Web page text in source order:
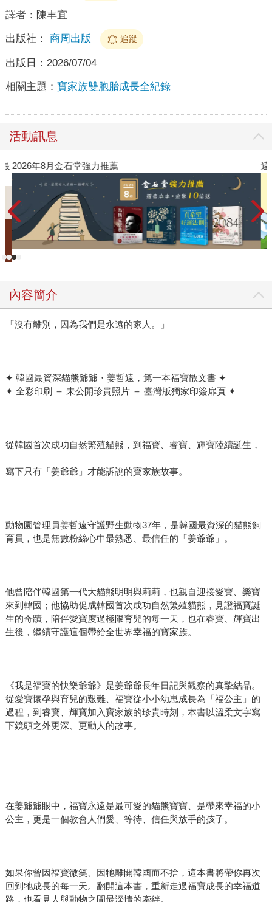
譯者： 陳丰宜
出版社： 商周出版 追蹤
出版日： 2026/07/04
相關主題： 寶家族雙胞胎成長全紀錄
活動訊息
2026年8月金石堂強力推薦 遠
內容簡介
「沒有離別，因為我們是永遠的家人。」
✦ 韓國最資深貓熊爺爺・姜哲遠，第一本福寶散文書 ✦
✦ 全彩印刷 ＋ 未公開珍貴照片 ＋ 臺灣版獨家印簽扉頁 ✦
從韓國首次成功自然繁殖貓熊，到福寶、睿寶、輝寶陸續誕生，
寫下只有「姜爺爺」才能訴說的寶家族故事。
動物園管理員姜哲遠守護野生動物37年，是韓國最資深的貓熊飼
育員，也是無數粉絲心中最熟悉、最信任的「姜爺爺」。
他曾陪伴韓國第一代大貓熊明明與莉莉，也親自迎接愛寶、樂寶
來到韓國；他協助促成韓國首次成功自然繁殖貓熊，見證福寶誕
生的奇蹟，陪伴愛寶度過極限育兒的每一天，也在睿寶、輝寶出
生後，繼續守護這個帶給全世界幸福的寶家族。
《我是福寶的快樂爺爺》是姜爺爺長年日記與觀察的真摯結晶。
從愛寶懷孕與育兒的艱難、福寶從小小幼崽成長為「福公主」的
過程，到睿寶、輝寶加入寶家族的珍貴時刻，本書以溫柔文字寫
下鏡頭之外更深、更動人的故事。
在姜爺爺眼中，福寶永遠是最可愛的貓熊寶寶、是帶來幸福的小
公主，更是一個教會人們愛、等待、信任與放手的孩子。
如果你曾因福寶微笑、因牠離開韓國而不捨，這本書將帶你再次
回到牠成長的每一天。翻開這本書，重新走過福寶成長的幸福道
路，也看見人與動物之間最深情的牽絆。